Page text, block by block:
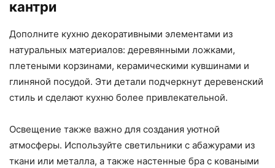
кантри
Дополните кухню декоративными элементами из
натуральных материалов: деревянными ложками,
плетеными корзинами, керамическими кувшинами и
глиняной посудой. Эти детали подчеркнут деревенский
стиль и сделают кухню более привлекательной.
Освещение также важно для создания уютной
атмосферы. Используйте светильники с абажурами из
ткани или металла, а также настенные бра с коваными